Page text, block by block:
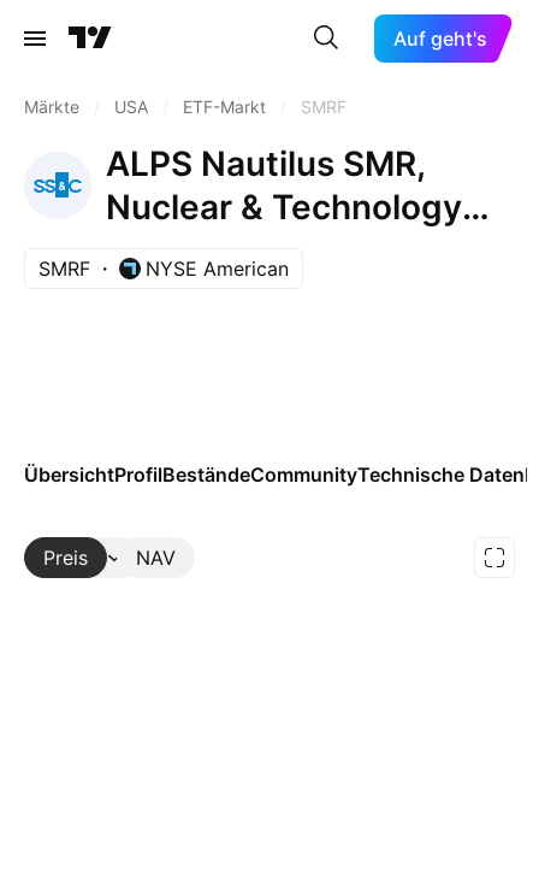
Auf geht's
Märkte USA ETF-Markt SMRF
ALPS Nautilus SMR,
Nuclear & Technology
ETF
SMRF NYSE American
ÜbersichtProfilBeständeCommunityTechnische Daten
Preis NAV
Mehr